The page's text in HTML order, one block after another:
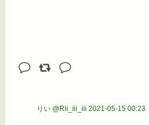
りい @Rii_iii_iii 2021-05-15 00:23